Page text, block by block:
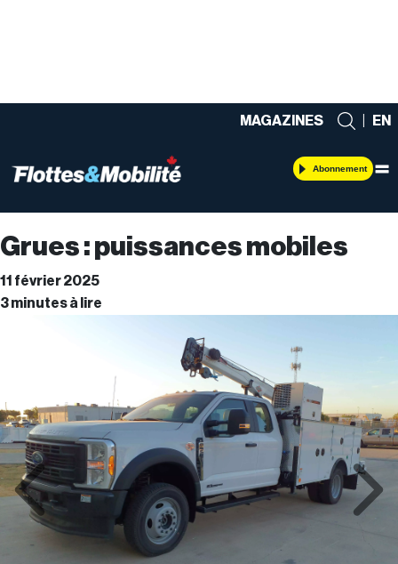
MAGAZINES EN
Abonnement
Grues : puissances mobiles
11 février 2025
3 minutes à lire
Previous Next